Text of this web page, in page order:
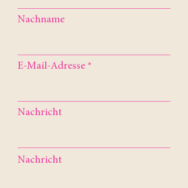
Nachname
E-Mail-Adresse
Nachricht
Nachricht